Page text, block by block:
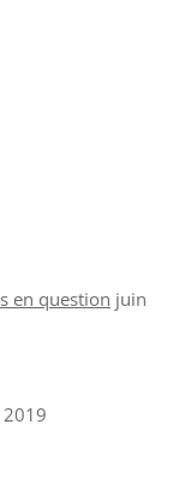
en question juin